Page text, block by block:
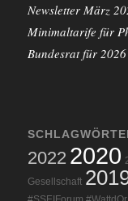
Newsletter März
Minimaltarife für
Bundesrat für
2022 2020
Gesellschaft